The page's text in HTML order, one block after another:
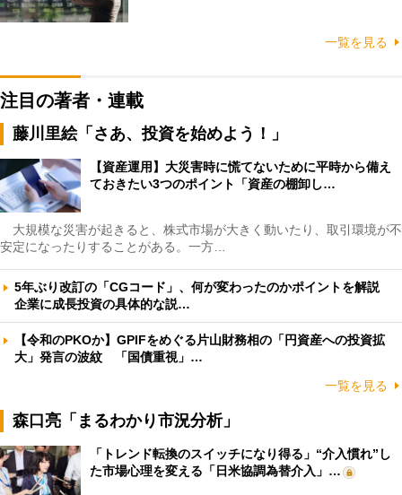
一覧を見る
注目の著者・連載
藤川里絵「さあ、投資を始めよう！」
【資産運用】大災害時に慌てないために平時から備え
ておきたい3つのポイント「資産の棚卸し…
大規模な災害が起きると、株式市場が大きく動いたり、取引環境が不
安定になったりすることがある。一方…
5年ぶり改訂の「CGコード」、何が変わったのかポイントを解説
企業に成長投資の具体的な説…
【令和のPKOか】GPIFをめぐる片山財務相の「円資産への投資拡
大」発言の波紋 「国債重視」…
一覧を見る
森口亮「まるわかり市況分析」
「トレンド転換のスイッチになり得る」“介入慣れ”し
た市場心理を変える「日米協調為替介入」…